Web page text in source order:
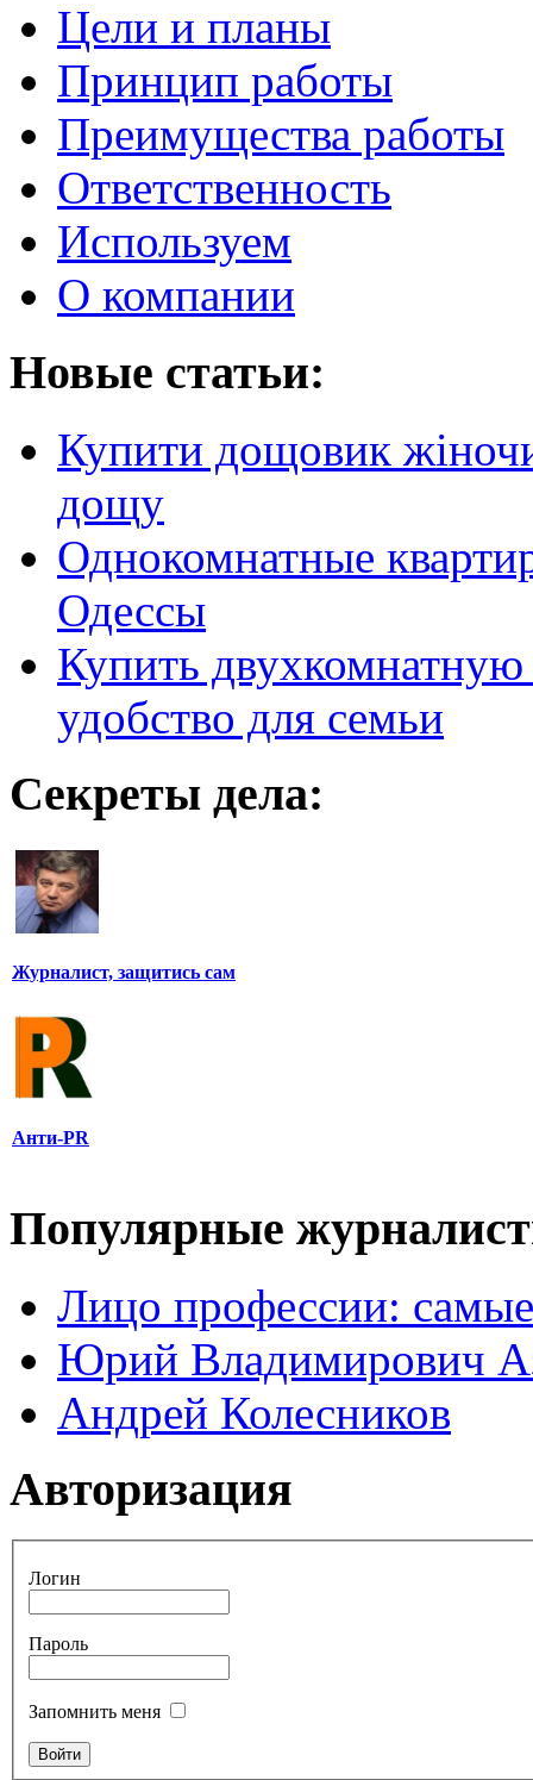
Цели и планы
Принцип работы
Преимущества работы
Ответственность
Используем
О компании
Новые статьи:
Купити дощовик
дощу
Однокомнатные
Одессы
Купить
удобство для семьи
Секреты дела:
Журналист, защитись сам
Анти-PR
Популярные
Лицо профессии:
Юрий Владимирович
Андрей Колесников
Авторизация
Логин
Пароль
Запомнить меня